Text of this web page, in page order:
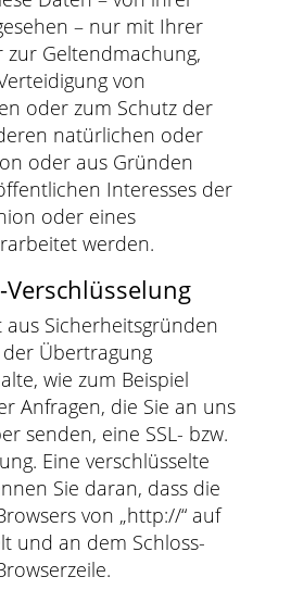
– nur mit Ihrer
zur Geltendmachung,
von
oder zum Schutz der
natürlichen oder
oder aus Gründen
Interesses der
oder eines
werden.
Verschlüsselung
aus Sicherheitsgründen
Übertragung
wie zum Beispiel
Anfragen, die Sie an uns
senden, eine SSL- bzw.
Eine verschlüsselte
Sie daran, dass die
von „http://“ auf
und an dem Schloss-